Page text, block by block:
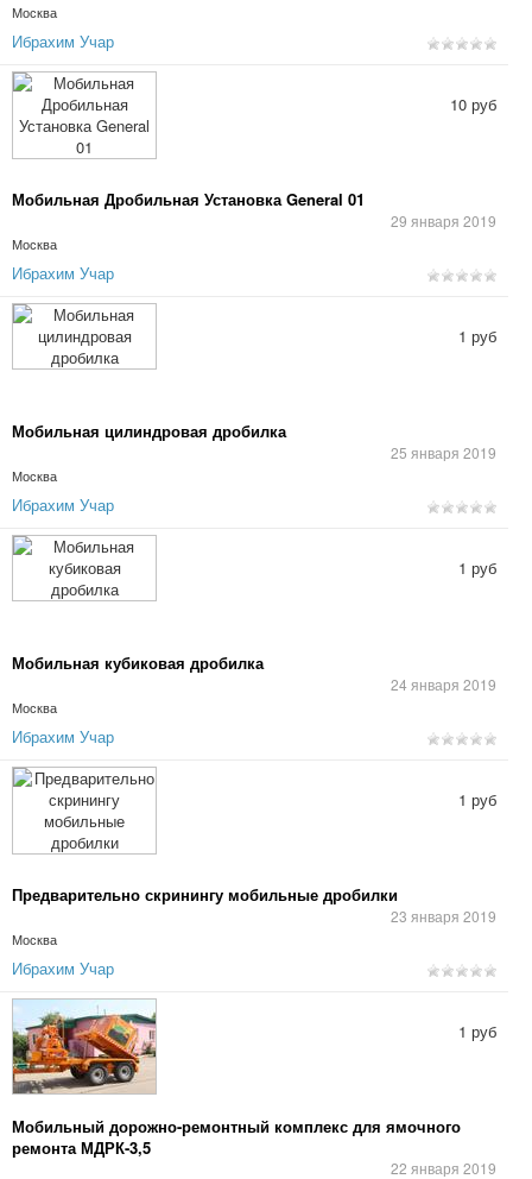
Москва
Ибрахим Учар
Мобильная Дробильная Установка General 01
29 января 2019
Москва
10 руб
Ибрахим Учар
Мобильная цилиндровая дробилка
25 января 2019
Москва
1 руб
Ибрахим Учар
Мобильная кубиковая дробилка
24 января 2019
Москва
1 руб
Ибрахим Учар
Предварительно скринингу мобильные дробилки
23 января 2019
Москва
1 руб
Ибрахим Учар
Мобильный дорожно-ремонтный комплекс для ямочного
ремонта МДРК-3,5
22 января 2019
1 руб